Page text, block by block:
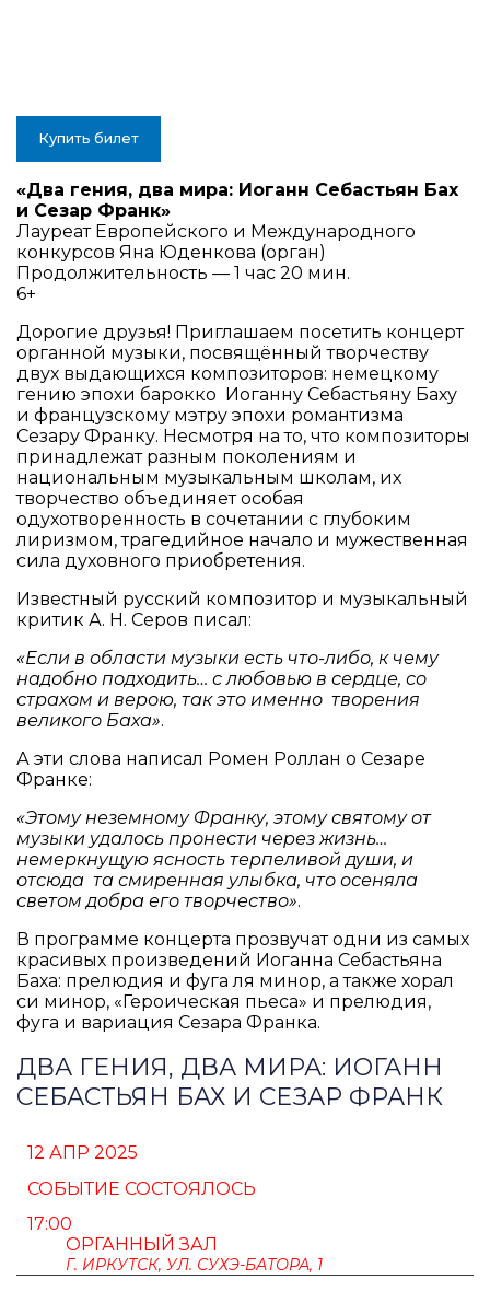
Купить билет
«Два гения, два мира: Иоганн Себастьян Бах
и Сезар Франк»
Лауреат Европейского и Международного
конкурсов Яна Юденкова (орган)
Продолжительность — 1 час 20 мин.
6+
Дорогие друзья! Приглашаем посетить концерт
органной музыки, посвящённый творчеству
двух выдающихся композиторов: немецкому
гению эпохи барокко Иоганну Себастьяну Баху
и французскому мэтру эпохи романтизма
Сезару Франку. Несмотря на то, что композиторы
принадлежат разным поколениям и
национальным музыкальным школам, их
творчество объединяет особая
одухотворенность в сочетании с глубоким
лиризмом, трагедийное начало и мужественная
сила духовного приобретения.
Известный русский композитор и музыкальный
критик А. Н. Серов писал:
«Если в области музыки есть что-либо, к чему
надобно подходить… с любовью в сердце, со
страхом и верою, так это именно творения
великого Баха».
А эти слова написал Ромен Роллан о Сезаре
Франке:
«Этому неземному Франку, этому святому от
музыки удалось пронести через жизнь…
немеркнущую ясность терпеливой души, и
отсюда та смиренная улыбка, что осеняла
светом добра его творчество».
В программе концерта прозвучат одни из самых
красивых произведений Иоганна Себастьяна
Баха: прелюдия и фуга ля минор, а также хорал
си минор, «Героическая пьеса» и прелюдия,
фуга и вариация Сезара Франка.
ДВА ГЕНИЯ, ДВА МИРА: ИОГАНН
СЕБАСТЬЯН БАХ И СЕЗАР ФРАНК
12 АПР 2025
СОБЫТИЕ СОСТОЯЛОСЬ
17:00
ОРГАННЫЙ ЗАЛ
Г. ИРКУТСК, УЛ. СУХЭ-БАТОРА, 1